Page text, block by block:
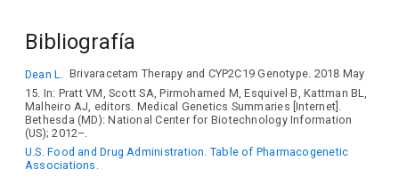
Bibliografía
Dean L.
Brivaracetam Therapy and CYP2C19 Genotype. 2018 May
15. In: Pratt VM, Scott SA, Pirmohamed M, Esquivel B, Kattman BL,
Malheiro AJ, editors. Medical Genetics Summaries [Internet].
Bethesda (MD): National Center for Biotechnology Information
(US); 2012–.
U.S. Food and Drug Administration. Table of Pharmacogenetic
Associations.